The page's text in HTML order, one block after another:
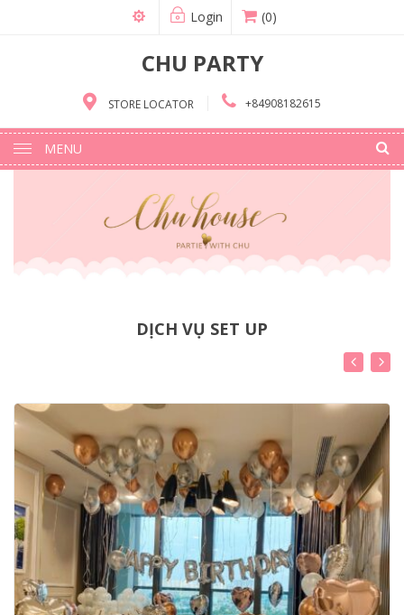
Login (0)
CHU PARTY
STORE LOCATOR +84908182615
MENU
DỊCH VỤ SET UP